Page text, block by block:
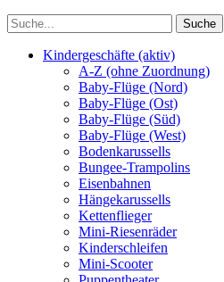
Kindergeschäfte (aktiv)
A-Z (ohne Zuordnung)
Baby-Flüge (Nord)
Baby-Flüge (Ost)
Baby-Flüge (Süd)
Baby-Flüge (West)
Bodenkarussells
Bungee-Trampolins
Eisenbahnen
Hängekarussells
Kettenflieger
Mini-Riesenräder
Kinderschleifen
Mini-Scooter